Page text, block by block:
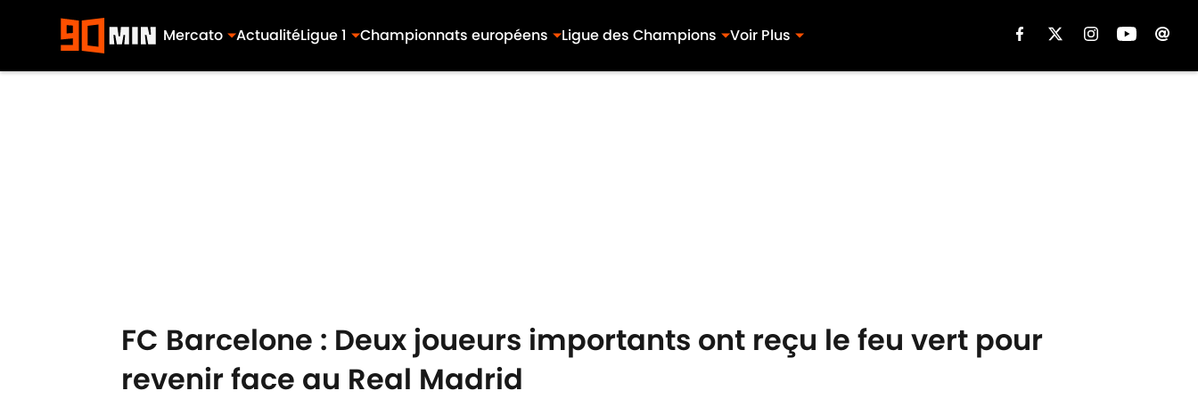
Mercato ActualitéLigue 1 Championnats européens Ligue des Champions Voir Plus
FC Barcelone : Deux joueurs importants ont reçu le feu vert pour
revenir face au Real Madrid